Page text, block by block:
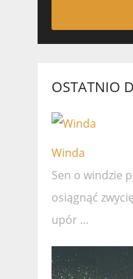
OSTATNIO
Winda
Sen o windzie
osiągnąć
upór …